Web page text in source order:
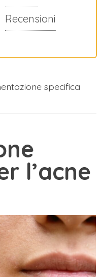
Recensioni
specifica
l’acne